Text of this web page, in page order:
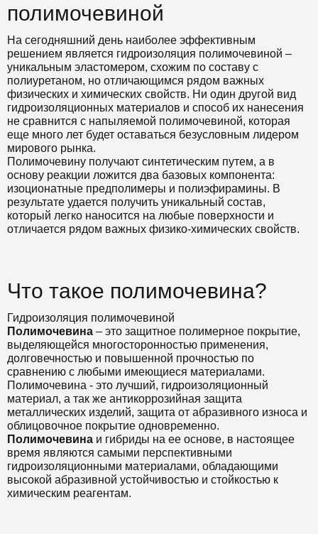
полимочевиной
На сегодняшний день наиболее эффективным
решением является гидроизоляция полимочевиной –
уникальным эластомером, схожим по составу с
полиуретаном, но отличающимся рядом важных
физических и химических свойств. Ни один другой вид
гидроизоляционных материалов и способ их нанесения
не сравнится с напыляемой полимочевиной, которая
еще много лет будет оставаться безусловным лидером
мирового рынка.
Полимочевину получают синтетическим путем, а в
основу реакции ложится два базовых компонента:
изоционатные предполимеры и полиэфирамины. В
результате удается получить уникальный состав,
который легко наносится на любые поверхности и
отличается рядом важных физико-химических свойств.
Что такое полимочевина?
Гидроизоляция полимочевиной
Полимочевина – это защитное полимерное покрытие,
выделяющейся многосторонностью применения,
долговечностью и повышенной прочностью по
сравнению с любыми имеющиеся материалами.
Полимочевина - это лучший, гидроизоляционный
материал, а так же антикоррозийная защита
металлических изделий, защита от абразивного износа и
облицовочное покрытие одновременно.
Полимочевина и гибриды на ее основе, в настоящее
время являются самыми перспективными
гидроизоляционными материалами, обладающими
высокой абразивной устойчивостью и стойкостью к
химическим реагентам.